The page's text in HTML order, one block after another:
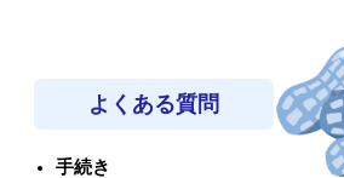
よくある質問
手続き